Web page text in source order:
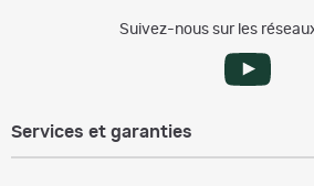
Suivez-nous sur les
Services et garanties